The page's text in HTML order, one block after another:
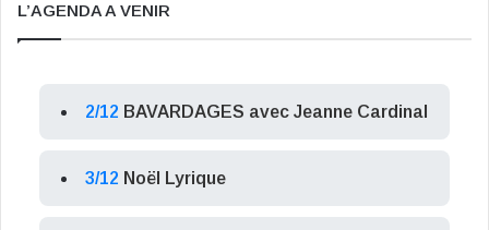
L’AGENDA A VENIR
2/12 BAVARDAGES avec Jeanne Cardinal
3/12 Noël Lyrique